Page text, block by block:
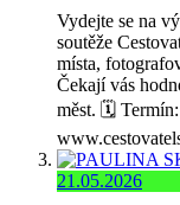
Vydejte se na
soutěže
místa,
Čekají vás
měst. 🗓️
21.05.2026